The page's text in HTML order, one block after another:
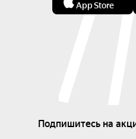
App Store
Подпишитесь на